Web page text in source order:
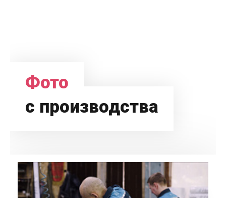
Фото
с производства